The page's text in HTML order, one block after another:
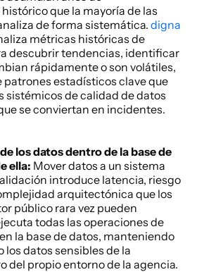
que la mayoría de las
de forma sistemática. digna
métricas históricas de
descubrir tendencias, identificar
rápidamente o son volátiles,
patrones estadísticos clave que
sistémicos de calidad de datos
se conviertan en incidentes.
los datos dentro de la base de
ella: Mover datos a un sistema
introduce latencia, riesgo
arquitectónica que los
público rara vez pueden
todas las operaciones de
la base de datos, manteniendo
datos sensibles de la
del propio entorno de la agencia.